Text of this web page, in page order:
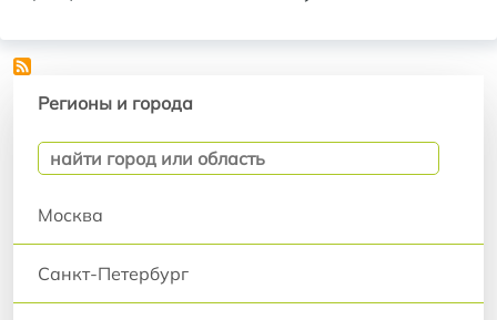
Регионы и города
Москва
Санкт-Петербург